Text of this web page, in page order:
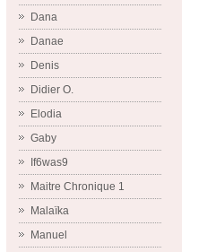
Dana
Danae
Denis
Didier O.
Elodia
Gaby
If6was9
Maitre Chronique 1
Malaïka
Manuel